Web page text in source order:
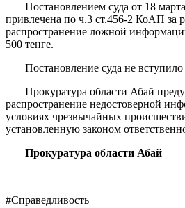
Постановлением суда от 18 марта
привлечена по ч.3 ст.456-2 КоАП за
распространение ложной
500 тенге.
Постановление суда не вступило
Прокуратура области Абай
распространение недостоверной
условиях чрезвычайных
установленную законом
Прокуратура области Абай
#Справедливость